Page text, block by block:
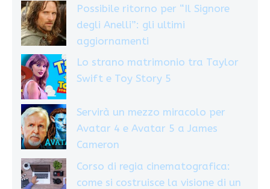
Possibile ritorno per “Il Signore
degli Anelli”: gli ultimi
aggiornamenti
Lo strano matrimonio tra Taylor
Swift e Toy Story 5
Servirà un mezzo miracolo per
Avatar 4 e Avatar 5 a James
Cameron
Corso di regia cinematografica:
come si costruisce la visione di un